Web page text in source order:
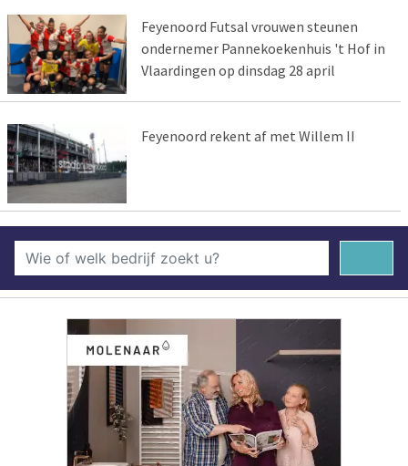
Feyenoord Futsal vrouwen steunen
ondernemer Pannekoekenhuis 't Hof in
Vlaardingen op dinsdag 28 april
Feyenoord rekent af met Willem II